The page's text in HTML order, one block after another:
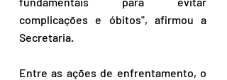
complicações e óbitos", afirmou a
Secretaria.
Entre as ações de enfrentamento, o